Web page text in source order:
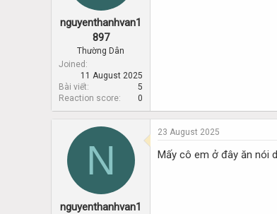
nguyenthanhvan1
897
Thường Dân
Joined
11 August 2025
Bài viết
5
Reaction score
0
N
nguyenthanhvan1
23 August 2025
Mấy cô em ở đây ăn nói